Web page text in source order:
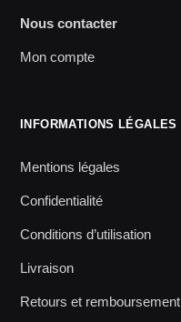
Nous contacter
Mon compte
INFORMATIONS LÉGALES
Mentions légales
Confidentialité
Conditions d’utilisation
Livraison
Retours et remboursement